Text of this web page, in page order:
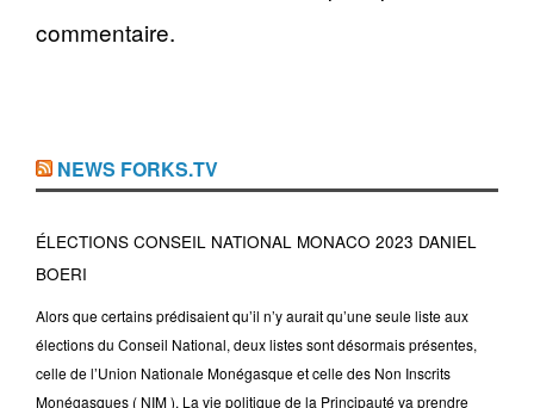
commentaire.
NEWS FORKS.TV
ÉLECTIONS CONSEIL NATIONAL MONACO 2023 DANIEL
BOERI
Alors que certains prédisaient qu’il n’y aurait qu’une seule liste aux
élections du Conseil National, deux listes sont désormais présentes,
celle de l’Union Nationale Monégasque et celle des Non Inscrits
Monégasques ( NIM ). La vie politique de la Principauté va prendre